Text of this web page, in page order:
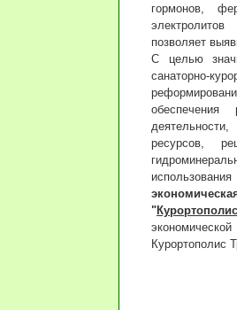
гормонов,
позволяет
С целью
санаторно-
обеспечения
ресурсов,
"
Курортополис